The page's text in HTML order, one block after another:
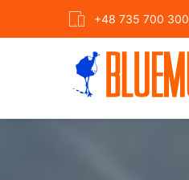
+48 735 700 300